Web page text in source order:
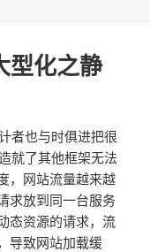
化之静
者也与时俱进把很
就了其他框架无法
，网站流量越来越
求放到同一台服务
态资源的请求，流
导致网站加载缓